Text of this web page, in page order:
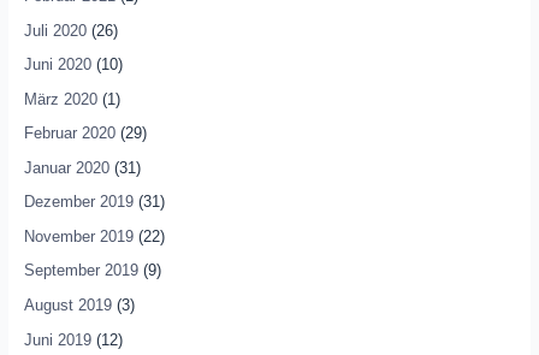
Juli 2020(26)
Juni 2020(10)
März 2020(1)
Februar 2020(29)
Januar 2020(31)
Dezember 2019(31)
November 2019(22)
September 2019(9)
August 2019(3)
Juni 2019(12)